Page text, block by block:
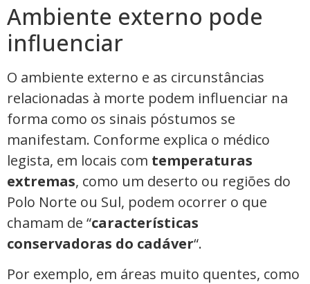
Ambiente externo pode
influenciar
O ambiente externo e as circunstâncias
relacionadas à morte podem influenciar na
forma como os sinais póstumos se
manifestam. Conforme explica o médico
legista, em locais com temperaturas
extremas, como um deserto ou regiões do
Polo Norte ou Sul, podem ocorrer o que
chamam de “características
conservadoras do cadáver“.
Por exemplo, em áreas muito quentes, como